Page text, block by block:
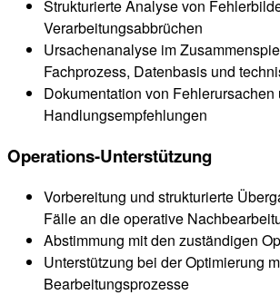
Strukturierte Analyse von
Verarbeitungsabbrüchen
Ursachenanalyse im
Fachprozess, Datenbasis und
Dokumentation von
Handlungsempfehlungen
Operations-Unterstützung
Vorbereitung und strukturierte
Fälle an die operative
Abstimmung mit den zuständigen
Unterstützung bei der Optimierung
Bearbeitungsprozesse